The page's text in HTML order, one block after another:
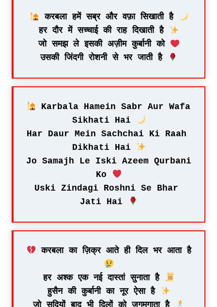
करबला हमें सब्र और वफ़ा सिखाती है
हर दौर में सच्चाई की राह दिखाती है
जो समझ ले इसकी अज़ीम कुर्बानी को
उसकी जिंदगी रोशनी से भर जाती है
Karbala Hamein Sabr Aur Wafa
Sikhati Hai
Har Daur Mein Sachchai Ki Raah
Dikhati Hai
Jo Samajh Le Iski Azeem Qurbani
Ko
Uski Zindagi Roshni Se Bhar
Jati Hai
करबला का ज़िक्र आते ही दिल भर आता है
हर अश्क एक नई दास्तां सुनाता है
हुसैन की कुर्बानी का नूर ऐसा है
जो सदियों बाद भी दिलों को जगमगाता है